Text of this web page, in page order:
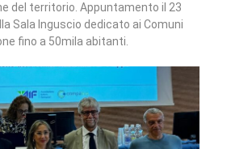
del territorio. Appuntamento il 23
Sala Inguscio dedicato ai Comuni
fino a 50mila abitanti.